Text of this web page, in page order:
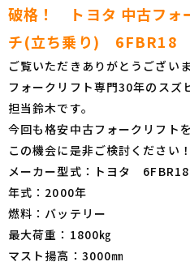
破格！ トヨタ 中古フ
チ(立ち乗り) 6FBR18
ご覧いただきありがとうござい
フォークリフト専門30年のス
担当鈴木です。
今回も格安中古フォークリフト
この機会に是非ご検討ください！
メーカー型式：トヨタ 6FBR18
年式：2000年
燃料：バッテリー
最大荷重：1800㎏
マスト揚高：3000㎜